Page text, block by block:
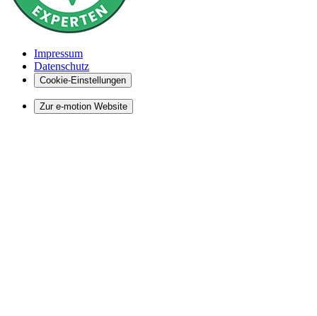
Impressum
Datenschutz
Cookie-Einstellungen
Zur e-motion Website